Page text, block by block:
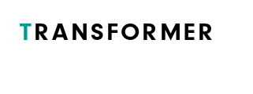
TRANSFORMER